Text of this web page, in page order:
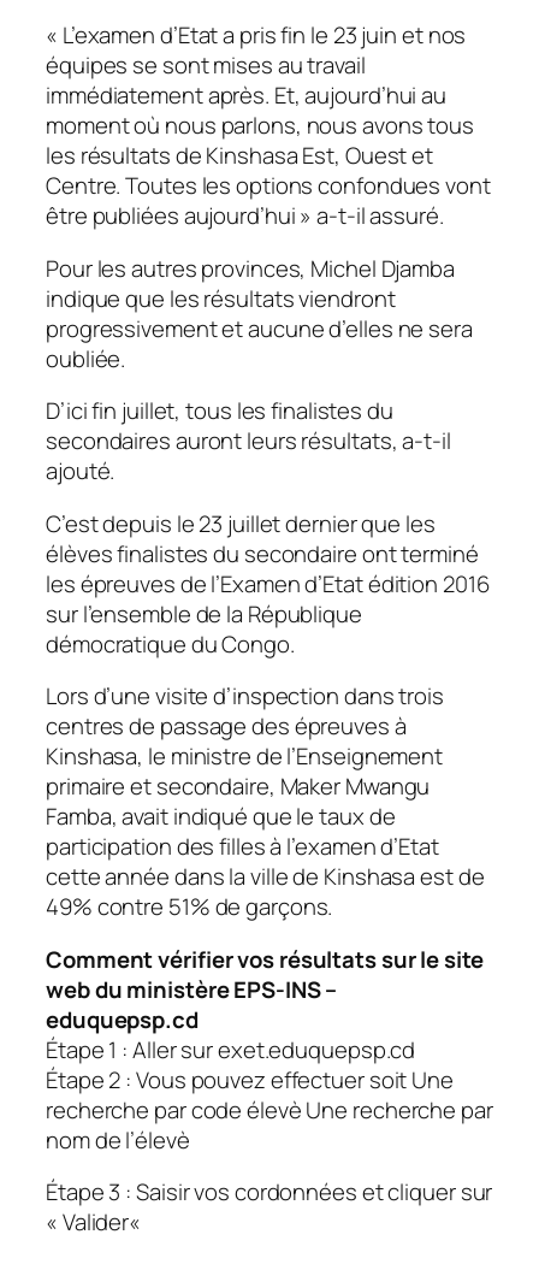
« L’examen d’Etat a pris fin le 23 juin et nos
équipes se sont mises au travail
immédiatement après. Et, aujourd’hui au
moment où nous parlons, nous avons tous
les résultats de Kinshasa Est, Ouest et
Centre. Toutes les options confondues vont
être publiées aujourd’hui » a-t-il assuré.
Pour les autres provinces, Michel Djamba
indique que les résultats viendront
progressivement et aucune d’elles ne sera
oubliée.
D’ici fin juillet, tous les finalistes du
secondaires auront leurs résultats, a-t-il
ajouté.
C’est depuis le 23 juillet dernier que les
élèves finalistes du secondaire ont terminé
les épreuves de l’Examen d’Etat édition 2016
sur l’ensemble de la République
démocratique du Congo.
Lors d’une visite d’inspection dans trois
centres de passage des épreuves à
Kinshasa, le ministre de l’Enseignement
primaire et secondaire, Maker Mwangu
Famba, avait indiqué que le taux de
participation des filles à l’examen d’Etat
cette année dans la ville de Kinshasa est de
49% contre 51% de garçons.
Comment vérifier vos résultats sur le site
web du ministère EPS-INS –
eduquepsp.cd
Étape 1 : Aller sur exet.eduquepsp.cd
Étape 2 : Vous pouvez effectuer soit Une
recherche par code élevè Une recherche par
nom de l’élevè
Étape 3 : Saisir vos cordonnées et cliquer sur
« Valider«